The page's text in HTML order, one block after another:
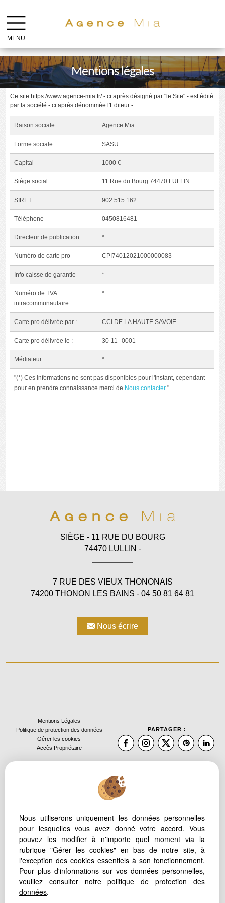
MENU
Mentions légales
Ce site https://www.agence-mia.fr/ - ci après désigné par "le Site" - est édité
par la société - ci après dénommée l'Editeur - :
Raison sociale Agence Mia
Forme sociale SASU
Capital 1000 €
Siège social 11 Rue du Bourg 74470 LULLIN
SIRET 902 515 162
Téléphone 0450816481
Directeur de publication *
Numéro de carte pro CPI74012021000000083
Info caisse de garantie *
Numéro de TVA
intracommunautaire
*
Carte pro délivrée par : CCI DE LA HAUTE SAVOIE
Carte pro délivrée le : 30-11--0001
Médiateur : *
"(*) Ces informations ne sont pas disponibles pour l'instant, cependant
pour en prendre connaissance merci de Nous contacter"
SIÈGE - 11 RUE DU BOURG
74470 LULLIN -
7 RUE DES VIEUX THONONAIS
74200 THONON LES BAINS - 04 50 81 64 81
Nous écrire
Mentions Légales
Politique de protection des données
Gérer les cookies
Accès Propriétaire
PARTAGER :
Afin de vous offrir un confort de lecture permanent, depuis votre
PC, votre tablette ou votre smartphone, notre site s'adapte
automatiquement aux différents types d'écrans
Nous utiliserons uniquement les données personnelles
pour lesquelles vous avez donné votre accord. Vous
pouvez les modifier à n'importe quel moment via la
rubrique "Gérer les cookies" en bas de notre site, à
l'exception des cookies essentiels à son fonctionnement.
Pour plus d'informations sur vos données personnelles,
veuillez consulter notre politique de protection des
données.